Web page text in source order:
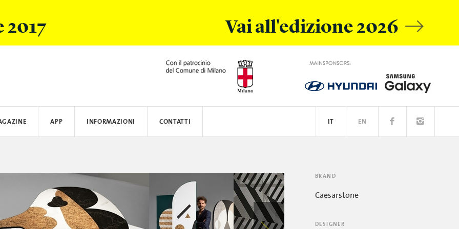
Vai all'edizione 2026
APP INFORMAZIONI CONTATTI EN
IT
BRAND
Caesarstone
DESIGNER